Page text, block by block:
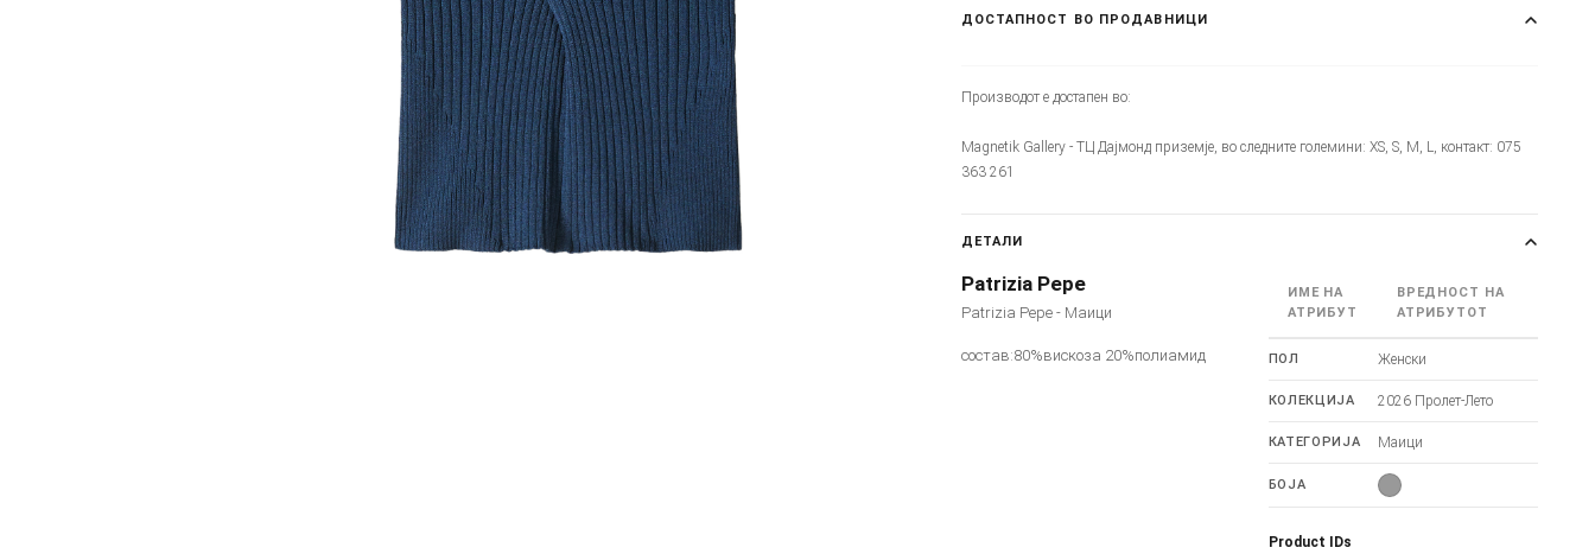
ДОСТАПНОСТ ВО ПРОДАВНИЦИ
Производот е достапен во:
Magnetik Gallery - ТЦ Дајмонд приземје, во следните големини: XS, S, M, L, контакт: 075
363 261
ДЕТАЛИ
Patrizia Pepe
Patrizia Pepe - Маици
состав:80%вискоза 20%полиамид
ИМЕ НА
АТРИБУТ
ВРЕДНОСТ НА
АТРИБУТОТ
ПОЛ Женски
КОЛЕКЦИЈА 2026 Пролет-Лето
КАТЕГОРИЈА Маици
БОЈА
Product IDs